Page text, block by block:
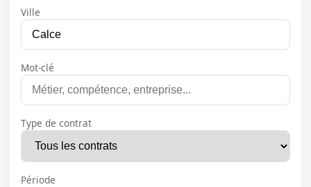
Ville
Mot-clé
Type de contrat
Période